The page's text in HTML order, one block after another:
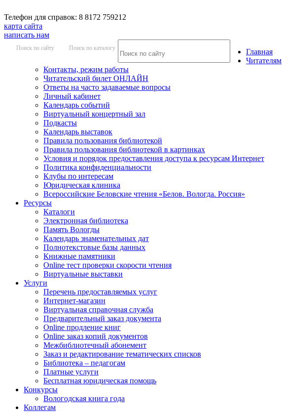
Телефон для справок: 8 8172 759212
карта сайта
написать нам
Поиск по сайту Поиск по каталогу
Главная
Читателям
Контакты, режим работы
Читательский билет ОНЛАЙН
Ответы на часто задаваемые вопросы
Личный кабинет
Календарь событий
Виртуальный концертный зал
Подкасты
Календарь выставок
Правила пользования библиотекой
Правила пользования библиотекой в картинках
Условия и порядок предоставления доступа к ресурсам Интернет
Политика конфиденциальности
Клубы по интересам
Юридическая клиника
Всероссийские Беловские чтения «Белов. Вологда. Россия»
Ресурсы
Каталоги
Электронная библиотека
Память Вологды
Календарь знаменательных дат
Полнотекстовые базы данных
Книжные памятники
Online тест проверки скорости чтения
Виртуальные выставки
Услуги
Перечень предоставляемых услуг
Интернет-магазин
Виртуальная справочная служба
Предварительный заказ документа
Online продление книг
Online заказ копий документов
Межбиблиотечный абонемент
Заказ и редактирование тематических списков
Библиотека – педагогам
Платные услуги
Бесплатная юридическая помощь
Конкурсы
Вологодская книга года
Коллегам